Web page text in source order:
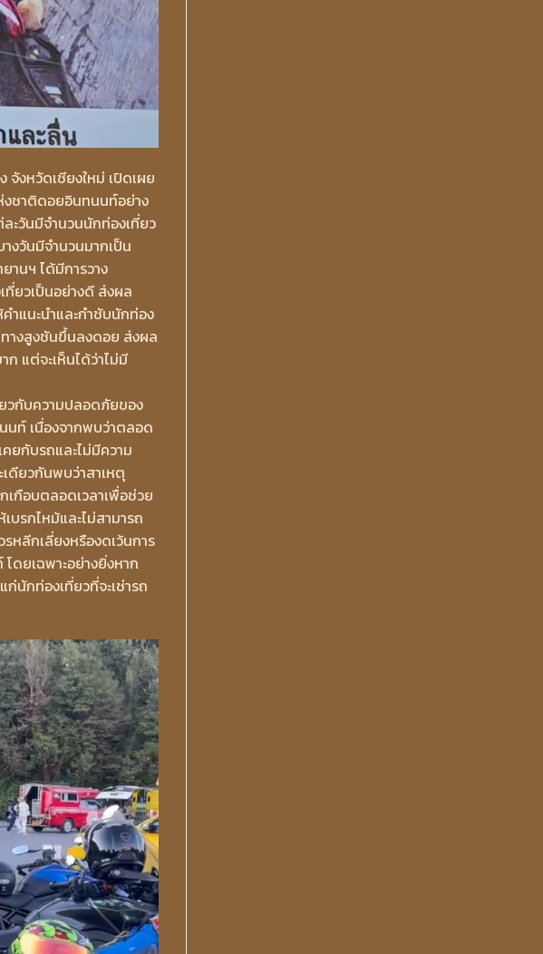
งหวัดเชียงใหม่ เปิดเผย
งชาติดอยอินทนนท์อย่าง
ะวันมีจำนวนนักท่องเที่ยว
งวันมีจำนวนมากเป็น
านฯ ได้มีการวาง
ยวเป็นอย่างดี ส่งผล
ำแนะนำและกำชับนักท่อง
ทางสูงชันขึ้นลงดอย ส่งผล
แต่จะเห็นได้ว่าไม่มี
วกับความปลอดภัยของ
นท์ เนื่องจากพบว่าตลอด
ยกับรถและไม่มีความ
ดียวกันพบว่าสาเหตุ
เกือบตลอดเวลาเพื่อช่วย
บรกไหม้และไม่สามารถ
หลีกเลี่ยงหรืองดเว้นการ
ดยเฉพาะอย่างยิ่งหาก
นักท่องเที่ยวที่จะเช่ารถ